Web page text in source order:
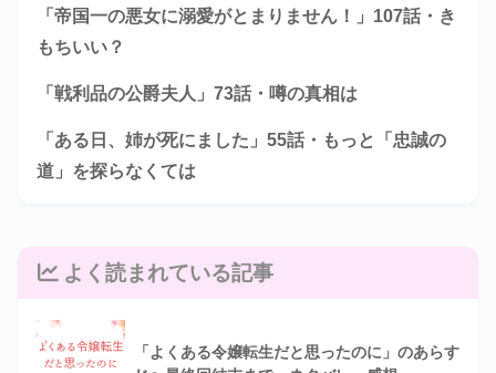
「帝国一の悪女に溺愛がとまりません！」107話・き
もちいい？
「戦利品の公爵夫人」73話・噂の真相は
「ある日、姉が死にました」55話・もっと「忠誠の
道」を探らなくては
よく読まれている記事
「よくある令嬢転生だと思ったのに」のあらす